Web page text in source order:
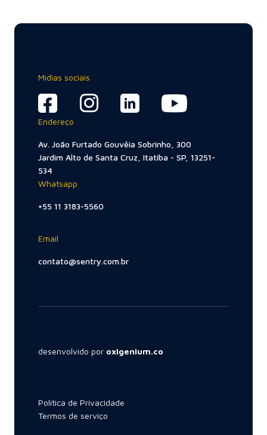
Midias sociais
Endereço
Av. João Furtado Gouvêia Sobrinho, 300
Jardim Alto de Santa Cruz, Itatiba - SP, 13251-
534
Whatsapp
+55 11 3183-5560
Email
contato@sentry.com.br
desenvolvido por oxigenium.co
Política de Privacidade
Termos de serviço